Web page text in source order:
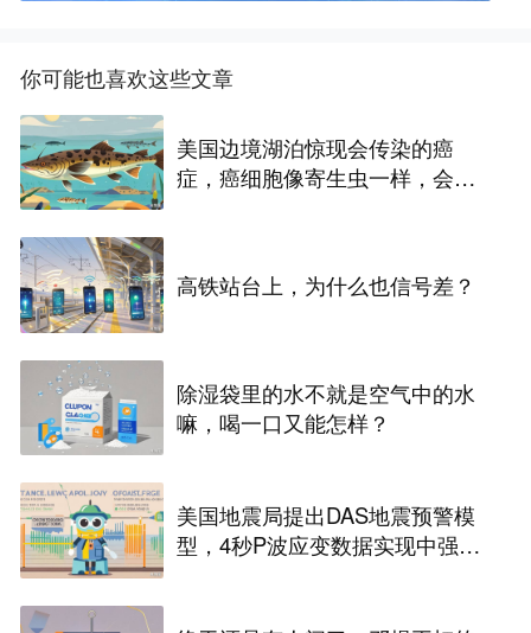
你可能也喜欢这些文章
美国边境湖泊惊现会传染的癌
症，癌细胞像寄生虫一样，会在
高铁站台上，为什么也信号差？
除湿袋里的水不就是空气中的水
嘛，喝一口又能怎样？
美国地震局提出DAS地震预警模
型，4秒P波应变数据实现中强地